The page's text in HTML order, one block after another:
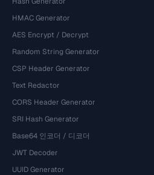
HMAC Generator
AES Encrypt / Decrypt
Random String Generator
CSP Header Generator
Text Redactor
CORS Header Generator
SRI Hash Generator
Base64 인코더 / 디코더
JWT Decoder
UUID Generator